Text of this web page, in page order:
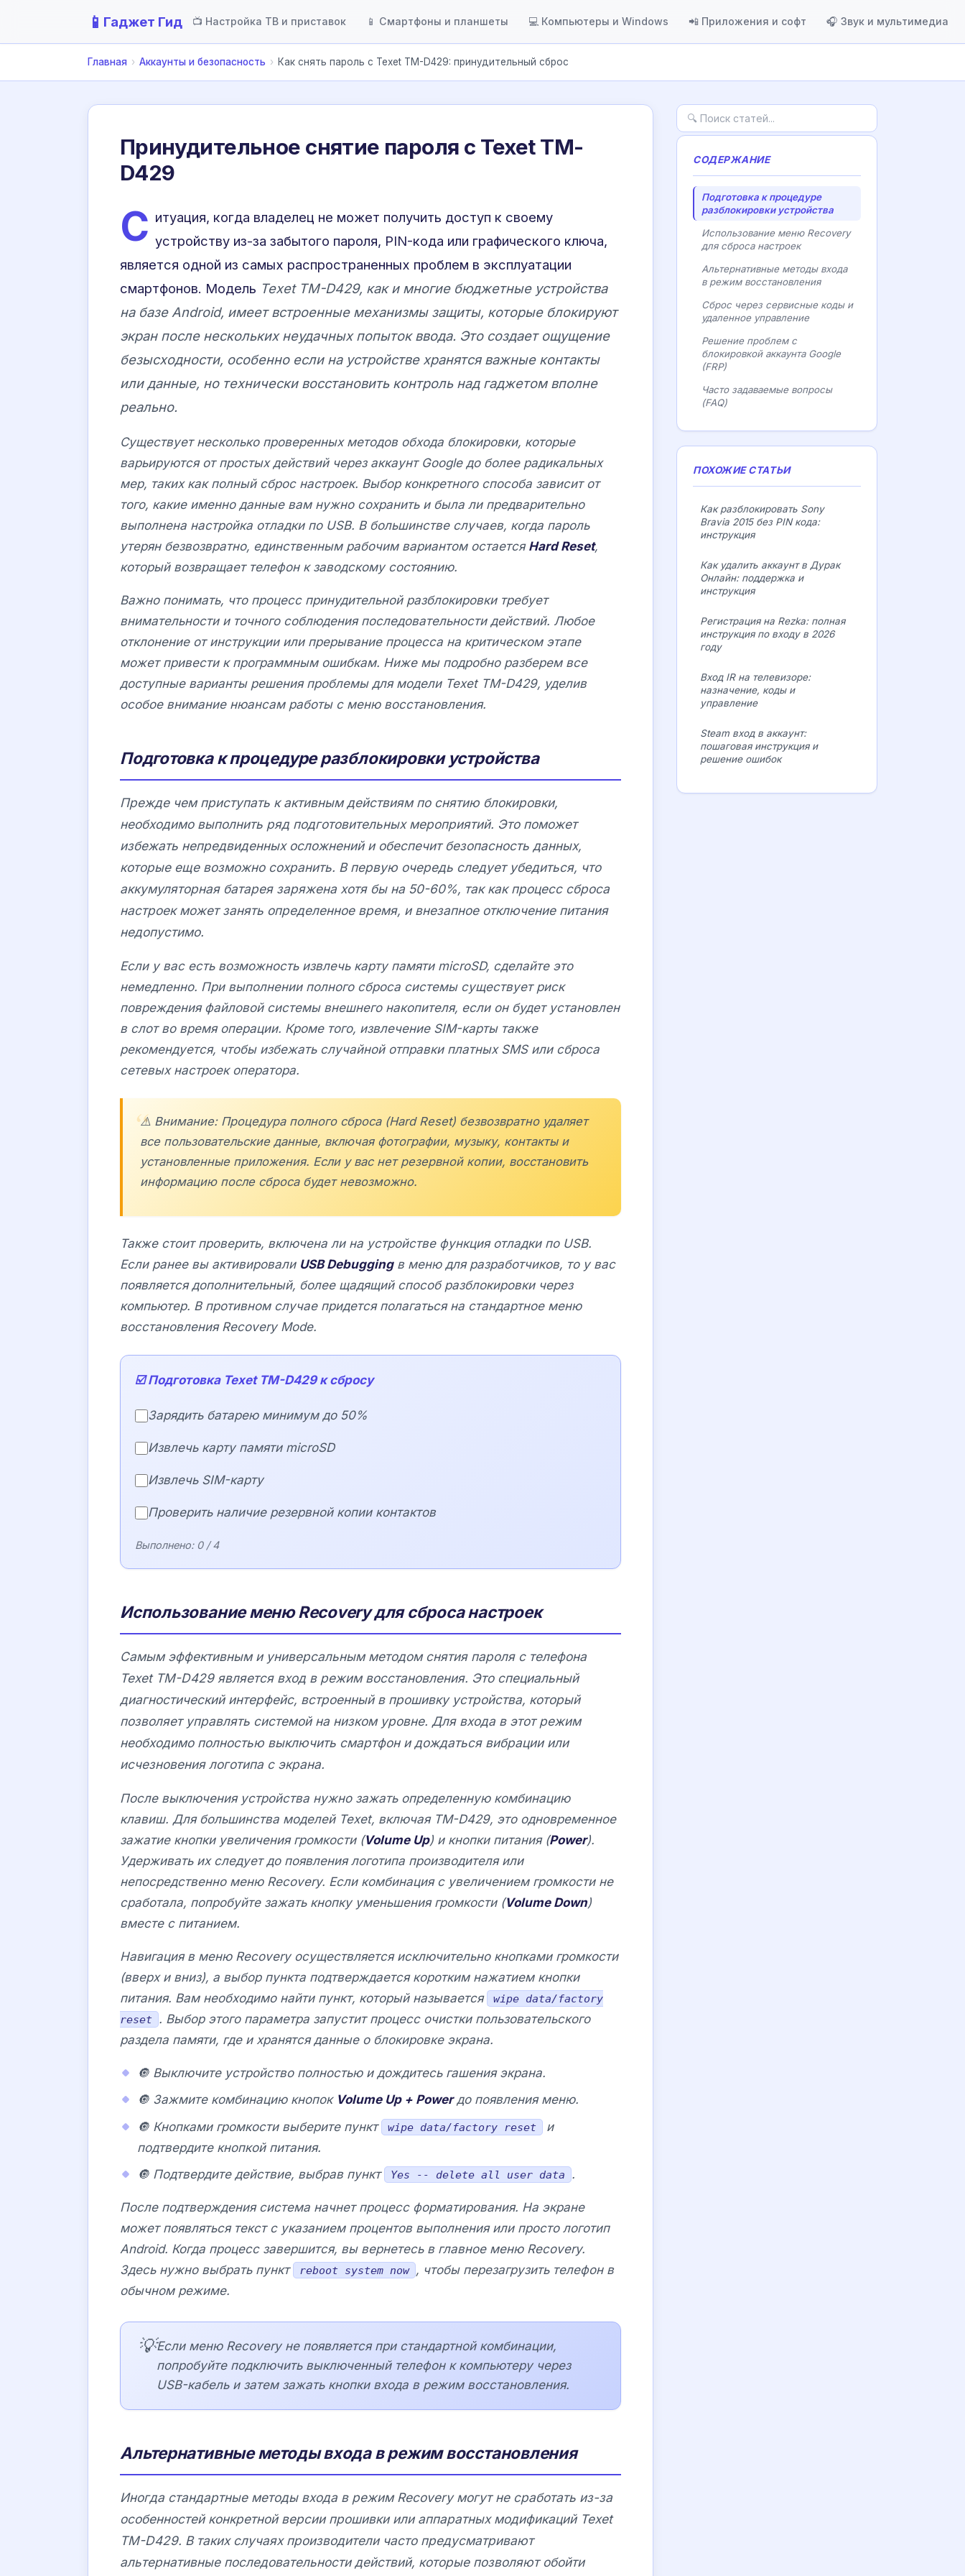
📱 Гаджет Гид 📺 Настройка ТВ и приставок 📱 Смартфоны и планшеты 💻 Компьютеры и Windows 📲 Приложения и софт 🎧 Звук и мультимедиа
Главная › Аккаунты и безопасность › Как снять пароль с Texet TM-D429: принудительный сброс
Принудительное снятие пароля с Texet TM-
D429
С итуация, когда владелец не может получить доступ к своему
устройству из-за забытого пароля, PIN-кода или графического ключа,
является одной из самых распространенных проблем в эксплуатации
смартфонов. Модель Texet TM-D429, как и многие бюджетные устройства
на базе Android, имеет встроенные механизмы защиты, которые блокируют
экран после нескольких неудачных попыток ввода. Это создает ощущение
безысходности, особенно если на устройстве хранятся важные контакты
или данные, но технически восстановить контроль над гаджетом вполне
реально.
Существует несколько проверенных методов обхода блокировки, которые
варьируются от простых действий через аккаунт Google до более радикальных
мер, таких как полный сброс настроек. Выбор конкретного способа зависит от
того, какие именно данные вам нужно сохранить и была ли предварительно
выполнена настройка отладки по USB. В большинстве случаев, когда пароль
утерян безвозвратно, единственным рабочим вариантом остается Hard Reset,
который возвращает телефон к заводскому состоянию.
Важно понимать, что процесс принудительной разблокировки требует
внимательности и точного соблюдения последовательности действий. Любое
отклонение от инструкции или прерывание процесса на критическом этапе
может привести к программным ошибкам. Ниже мы подробно разберем все
доступные варианты решения проблемы для модели Texet TM-D429, уделив
особое внимание нюансам работы с меню восстановления.
Подготовка к процедуре разблокировки устройства
Прежде чем приступать к активным действиям по снятию блокировки,
необходимо выполнить ряд подготовительных мероприятий. Это поможет
избежать непредвиденных осложнений и обеспечит безопасность данных,
которые еще возможно сохранить. В первую очередь следует убедиться, что
аккумуляторная батарея заряжена хотя бы на 50-60%, так как процесс сброса
настроек может занять определенное время, и внезапное отключение питания
недопустимо.
Если у вас есть возможность извлечь карту памяти microSD, сделайте это
немедленно. При выполнении полного сброса системы существует риск
повреждения файловой системы внешнего накопителя, если он будет установлен
в слот во время операции. Кроме того, извлечение SIM-карты также
рекомендуется, чтобы избежать случайной отправки платных SMS или сброса
сетевых настроек оператора.
⚠️ Внимание: Процедура полного сброса (Hard Reset) безвозвратно удаляет
все пользовательские данные, включая фотографии, музыку, контакты и
установленные приложения. Если у вас нет резервной копии, восстановить
информацию после сброса будет невозможно.
Также стоит проверить, включена ли на устройстве функция отладки по USB.
Если ранее вы активировали USB Debuggingв меню для разработчиков, то у вас
появляется дополнительный, более щадящий способ разблокировки через
компьютер. В противном случае придется полагаться на стандартное меню
восстановления Recovery Mode.
☑️ Подготовка Texet TM-D429 к сбросу
Зарядить батарею минимум до 50%
Извлечь карту памяти microSD
Извлечь SIM-карту
Проверить наличие резервной копии контактов
Выполнено: 0/ 4
Использование меню Recovery для сброса настроек
Самым эффективным и универсальным методом снятия пароля с телефона
Texet TM-D429 является вход в режим восстановления. Это специальный
диагностический интерфейс, встроенный в прошивку устройства, который
позволяет управлять системой на низком уровне. Для входа в этот режим
необходимо полностью выключить смартфон и дождаться вибрации или
исчезновения логотипа с экрана.
После выключения устройства нужно зажать определенную комбинацию
клавиш. Для большинства моделей Texet, включая TM-D429, это одновременное
зажатие кнопки увеличения громкости (Volume Up) и кнопки питания (Power).
Удерживать их следует до появления логотипа производителя или
непосредственно меню Recovery. Если комбинация с увеличением громкости не
сработала, попробуйте зажать кнопку уменьшения громкости (Volume Down)
вместе с питанием.
Навигация в меню Recovery осуществляется исключительно кнопками громкости
(вверх и вниз), а выбор пункта подтверждается коротким нажатием кнопки
питания. Вам необходимо найти пункт, который называется
wipe data/factory
reset . Выбор этого параметра запустит процесс очистки пользовательского
раздела памяти, где и хранятся данные о блокировке экрана.
🔘 Выключите устройство полностью и дождитесь гашения экрана.
🔘 Зажмите комбинацию кнопок Volume Up + Powerдо появления меню.
🔘 Кнопками громкости выберите пункт
wipe data/factory reset
и
подтвердите кнопкой питания.
🔘 Подтвердите действие, выбрав пункт
Yes -- delete all user data .
После подтверждения система начнет процесс форматирования. На экране
может появляться текст с указанием процентов выполнения или просто логотип
Android. Когда процесс завершится, вы вернетесь в главное меню Recovery.
Здесь нужно выбрать пункт
reboot system now , чтобы перезагрузить телефон в
обычном режиме.
💡Если меню Recovery не появляется при стандартной комбинации,
попробуйте подключить выключенный телефон к компьютеру через
USB-кабель и затем зажать кнопки входа в режим восстановления.
Альтернативные методы входа в режим восстановления
Иногда стандартные методы входа в режим Recovery могут не сработать из-за
особенностей конкретной версии прошивки или аппаратных модификаций Texet
TM-D429. В таких случаях производители часто предусматривают
альтернативные последовательности действий, которые позволяют обойти
СОДЕРЖАНИЕ
Подготовка к процедуре
разблокировки устройства
Использование меню Recovery
для сброса настроек
Альтернативные методы входа
в режим восстановления
Сброс через сервисные коды и
удаленное управление
Решение проблем с
блокировкой аккаунта Google
(FRP)
Часто задаваемые вопросы
(FAQ)
ПОХОЖИЕ СТАТЬИ
Как разблокировать Sony
Bravia 2015 без PIN кода:
инструкция
Как удалить аккаунт в Дурак
Онлайн: поддержка и
инструкция
Регистрация на Rezka: полная
инструкция по входу в 2026
году
Вход IR на телевизоре:
назначение, коды и
управление
Steam вход в аккаунт:
пошаговая инструкция и
решение ошибок